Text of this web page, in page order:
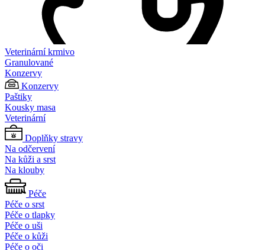
Veterinární krmivo
Granulované
Konzervy
Konzervy
Paštiky
Kousky masa
Veterinární
Doplňky stravy
Na odčervení
Na kůži a srst
Na klouby
Péče
Péče o srst
Péče o tlapky
Péče o uši
Péče o kůži
Péče o oči